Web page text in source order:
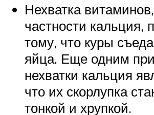
Нехватка
частности кальция,
тому, что куры
яйца. Еще одним
нехватки кальция
что их скорлупка
тонкой и хрупкой.